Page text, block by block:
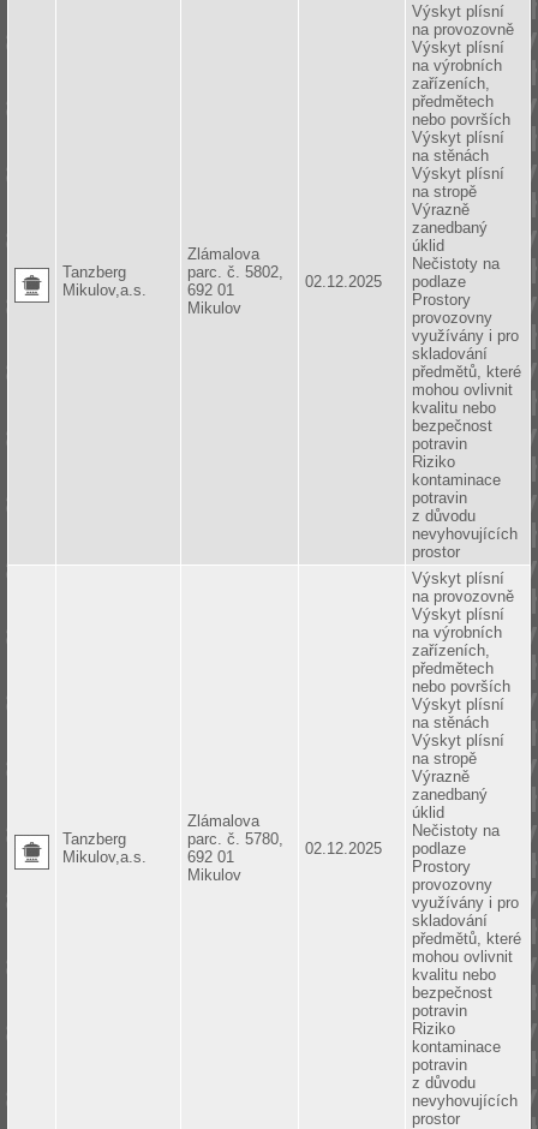
Tanzberg
Mikulov,a.s.
Zlámalova
parc. č. 5802,
692 01
Mikulov
02.12.2025
Výskyt plísní
na provozovně
Výskyt plísní
na výrobních
zařízeních,
předmětech
nebo površích
Výskyt plísní
na stěnách
Výskyt plísní
na stropě
Výrazně
zanedbaný
úklid
Nečistoty na
podlaze
Prostory
provozovny
využívány i pro
skladování
předmětů, které
mohou ovlivnit
kvalitu nebo
bezpečnost
potravin
Riziko
kontaminace
potravin
z důvodu
nevyhovujících
prostor
Tanzberg
Mikulov,a.s.
Zlámalova
parc. č. 5780,
692 01
Mikulov
02.12.2025
Výskyt plísní
na provozovně
Výskyt plísní
na výrobních
zařízeních,
předmětech
nebo površích
Výskyt plísní
na stěnách
Výskyt plísní
na stropě
Výrazně
zanedbaný
úklid
Nečistoty na
podlaze
Prostory
provozovny
využívány i pro
skladování
předmětů, které
mohou ovlivnit
kvalitu nebo
bezpečnost
potravin
Riziko
kontaminace
potravin
z důvodu
nevyhovujících
prostor